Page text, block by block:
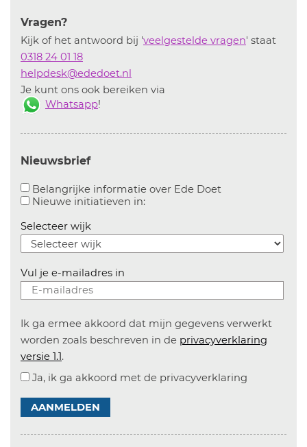
Vragen?
Kijk of het antwoord bij 'veelgestelde vragen' staat
0318 24 01 18
helpdesk@ededoet.nl
Je kunt ons ook bereiken via
Whatsapp!
Nieuwsbrief
Belangrijke informatie over Ede Doet
Nieuwe initiatieven in:Aanvinken om informatie over
Selecteer wijk
Vul je e-mailadres in
Ik ga ermee akkoord dat mijn gegevens verwerkt
worden zoals beschreven in de privacyverklaring
versie 1.1.
Ja, ik ga akkoord met de privacyverklaring
AANMELDEN